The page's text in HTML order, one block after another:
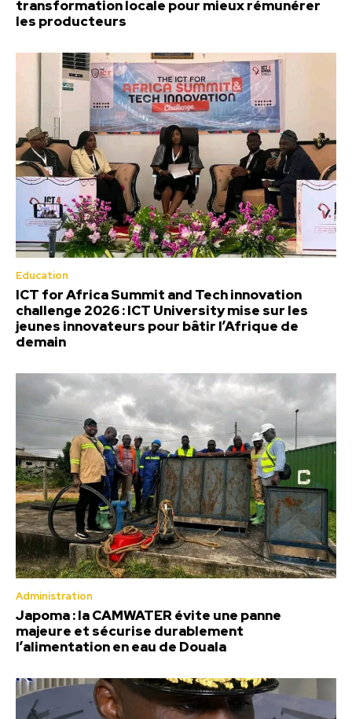
transformation locale pour mieux rémunérer
les producteurs
Education
ICT for Africa Summit and Tech innovation
challenge 2026 : ICT University mise sur les
jeunes innovateurs pour bâtir l’Afrique de
demain
Administration
Japoma : la CAMWATER évite une panne
majeure et sécurise durablement
l’alimentation en eau de Douala